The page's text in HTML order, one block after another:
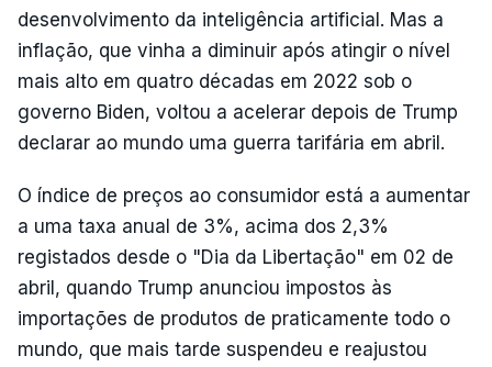
desenvolvimento da inteligência artificial. Mas a
inflação, que vinha a diminuir após atingir o nível
mais alto em quatro décadas em 2022 sob o
governo Biden, voltou a acelerar depois de Trump
declarar ao mundo uma guerra tarifária em abril.
O índice de preços ao consumidor está a aumentar
a uma taxa anual de 3%, acima dos 2,3%
registados desde o "Dia da Libertação" em 02 de
abril, quando Trump anunciou impostos às
importações de produtos de praticamente todo o
mundo, que mais tarde suspendeu e reajustou